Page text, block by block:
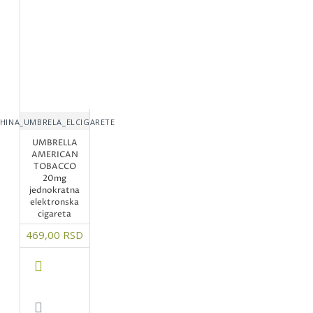
UMBRELLA
AMERICAN
TOBACCO
20mg
jednokratna
elektronska
cigareta
469,00 RSD